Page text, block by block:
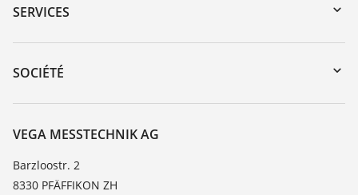
Recherche par numéro de série
DTM Collection/PACTware
SERVICES
Retour d'appareil
Formations
Liste de compatibilité chimique
TeamViewer
SOCIÉTÉ
À propos de VEGA
Contact
News
Presse
VEGA MESSTECHNIK AG
Barzloostr. 2
8330 PFÄFFIKON ZH